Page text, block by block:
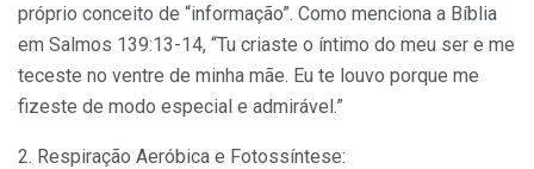
próprio conceito de “informação”. Como menciona a Bíblia
em Salmos 139:13-14, “Tu criaste o íntimo do meu ser e me
teceste no ventre de minha mãe. Eu te louvo porque me
fizeste de modo especial e admirável.”
2. Respiração Aeróbica e Fotossíntese: